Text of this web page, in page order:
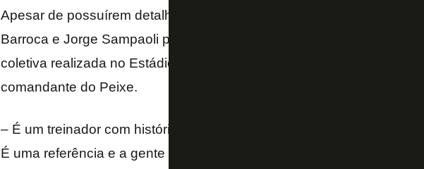
Apesar de possuírem detalhes distintos, a ideia dos times
Barroca e Jorge Sampaoli parte do mesmo princípio. Nesta sexta-
coletiva realizada no Estádio Nilton Santos, o técnico do Botafogo
comandante do Peixe.
– É um treinador com história vitoriosa, as equipes dele jogam de
É uma referência e a gente busca estudar aquilo que ele já fez na